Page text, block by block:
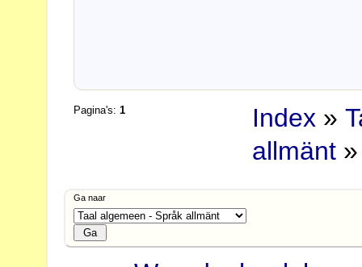
Pagina's:1 Index »
allmänt
Ga naar